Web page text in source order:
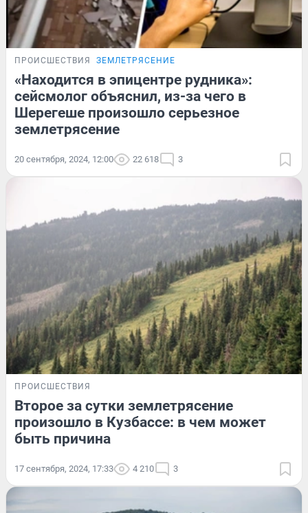
ПРОИСШЕСТВИЯ ЗЕМЛЕТРЯСЕНИЕ
«Находится в эпицентре рудника»:
сейсмолог объяснил, из-за чего в
Шерегеше произошло серьезное
землетрясение
20 сентября, 2024, 12:00 22 618 3
ПРОИСШЕСТВИЯ
Второе за сутки землетрясение
произошло в Кузбассе: в чем может
быть причина
17 сентября, 2024, 17:33 4 210 3